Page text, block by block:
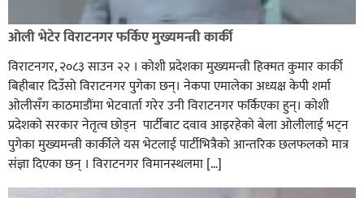
ओली भेटेर विराटनगर फर्किए मुख्यमन्त्री कार्की
विराटनगर, २०८३ साउन २२ । कोशी प्रदेशका मुख्यमन्त्री हिक्मत कुमार कार्की
बिहीबार दिउँसो विराटनगर पुगेका छन्। नेकपा एमालेका अध्यक्ष केपी शर्मा
ओलीसँग काठमाडौंमा भेटवार्ता गरेर उनी विराटनगर फर्किएका हुन्। काेशी
प्रदेशकाे सरकार नेतृत्व छाेड्न पार्टीबाट दवाव आइरहेकाे बेला ओलीलाई भट्न
पुगेका मुख्यमन्त्री कार्कीले यस भेटलाई पार्टीभित्रैको आन्तरिक छलफलकाे मात्र
संज्ञा दिएका छन् । विराटनगर विमानस्थलमा […]